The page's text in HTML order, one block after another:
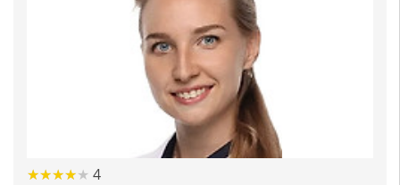
★★★★★
★★★★★ 4